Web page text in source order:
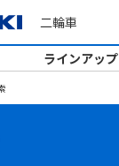
二輪車
ラインアップ